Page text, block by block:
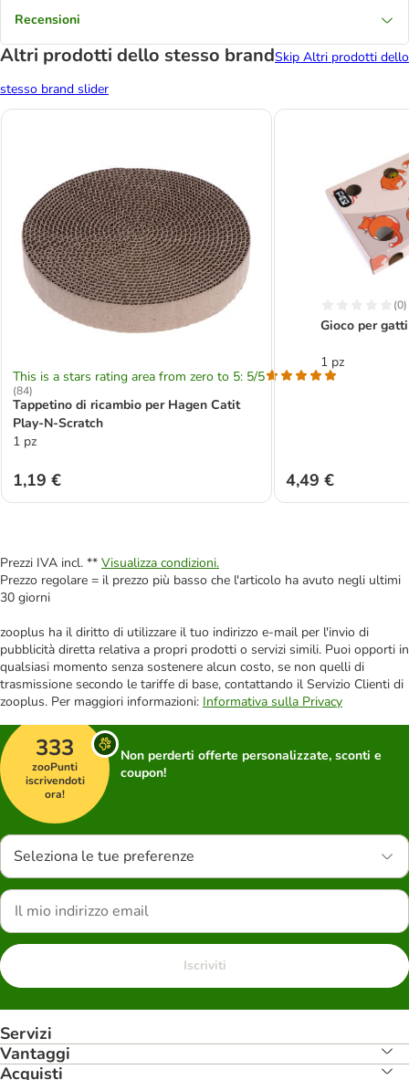
Recensioni
Altri prodotti dello stesso brandSkip Altri prodotti dello
stesso brand slider
This is a stars rating area from zero to 5: 5/5
(84)
Tappetino di ricambio per Hagen Catit
Play-N-Scratch
1 pz
1,19 €
(0)
Gioco per
1 pz
4,49 €
Prezzi IVA incl. ** Visualizza condizioni.
Prezzo regolare = il prezzo più basso che l'articolo ha avuto negli ultimi
30 giorni
zooplus ha il diritto di utilizzare il tuo indirizzo e-mail per l'invio di
pubblicità diretta relativa a propri prodotti o servizi simili. Puoi opporti in
qualsiasi momento senza sostenere alcun costo, se non quelli di
trasmissione secondo le tariffe di base, contattando il Servizio Clienti di
zooplus. Per maggiori informazioni: Informativa sulla Privacy
333
zooPunti
iscrivendoti
ora!
Non perderti offerte personalizzate, sconti e
coupon!
Seleziona le tue preferenze
Iscriviti
Servizi
Vantaggi
Acquisti